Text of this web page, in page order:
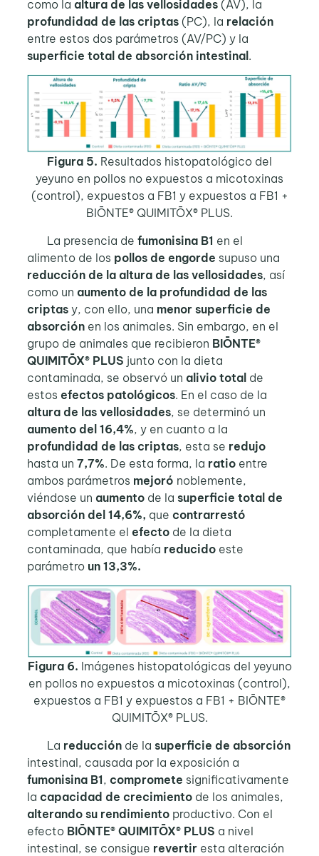
como la altura de las vellosidades (AV), la
profundidad de las criptas (PC), la relación
entre estos dos parámetros (AV/PC) y la
superficie total de absorción intestinal.
Figura 5. Resultados histopatológico del
yeyuno en pollos no expuestos a micotoxinas
(control), expuestos a FB1 y expuestos a FB1 +
BIŌNTE® QUIMITŌX® PLUS.
La presencia de fumonisina B1 en el
alimento de los pollos de engorde supuso una
reducción de la altura de las vellosidades, así
como un aumento de la profundidad de las
criptasy, con ello, una menor superficie de
absorciónen los animales. Sin embargo, en el
grupo de animales que recibieron BIŌNTE®
QUIMITŌX® PLUS junto con la dieta
contaminada, se observó un alivio totalde
estos efectos patológicos. En el caso de la
altura de las vellosidades, se determinó un
aumento del 16,4%, y en cuanto a la
profundidad de las criptas, esta se redujo
hasta un 7,7%. De esta forma, la ratioentre
ambos parámetros mejoró noblemente,
viéndose un aumentode la superficie total de
absorción del 14,6%, que contrarrestó
completamente el efectode la dieta
contaminada, que había reducidoeste
parámetro un 13,3%.
Figura 6. Imágenes histopatológicas del yeyuno
en pollos no expuestos a micotoxinas (control),
expuestos a FB1 y expuestos a FB1 + BIŌNTE®
QUIMITŌX® PLUS.
La reducción de la superficie de absorción
intestinal, causada por la exposición a
fumonisina B1, compromete significativamente
la capacidad de crecimientode los animales,
alterando su rendimientoproductivo. Con el
efecto BIŌNTE® QUIMITŌX® PLUS a nivel
intestinal, se consigue revertiresta alteración